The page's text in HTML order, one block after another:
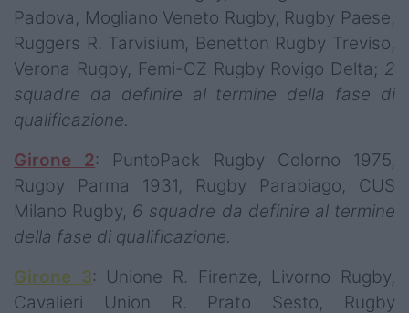
Padova, Mogliano Veneto Rugby, Rugby Paese,
Ruggers R. Tarvisium, Benetton Rugby Treviso,
Verona Rugby, Femi-CZ Rugby Rovigo Delta; 2
squadre da definire al termine della fase di
qualificazione.
Girone 2: PuntoPack Rugby Colorno 1975,
Rugby Parma 1931, Rugby Parabiago, CUS
Milano Rugby, 6 squadre da definire al termine
della fase di qualificazione.
Girone 3: Unione R. Firenze, Livorno Rugby,
Cavalieri Union R. Prato Sesto, Rugby